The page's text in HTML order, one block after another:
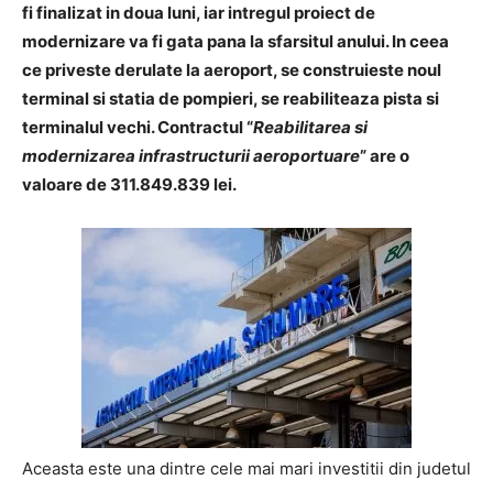
fi finalizat in doua luni, iar intregul proiect de
modernizare va fi gata pana la sfarsitul anului. In ceea
ce priveste derulate la aeroport, se construieste noul
terminal si statia de pompieri, se reabiliteaza pista si
terminalul vechi. Contractul “Reabilitarea si
modernizarea infrastructurii aeroportuare” are o
valoare de 311.849.839 lei.
Aceasta este una dintre cele mai mari investitii din judetul